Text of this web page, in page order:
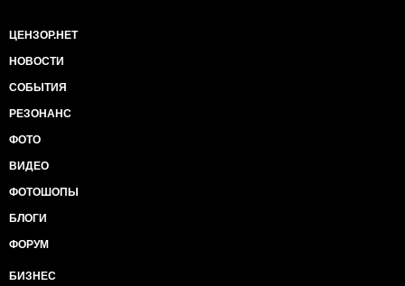
ЦЕНЗОР.НЕТ
НОВОСТИ
СОБЫТИЯ
РЕЗОНАНС
ФОТО
ВИДЕО
ФОТОШОПЫ
БЛОГИ
ФОРУМ
БИЗНЕС